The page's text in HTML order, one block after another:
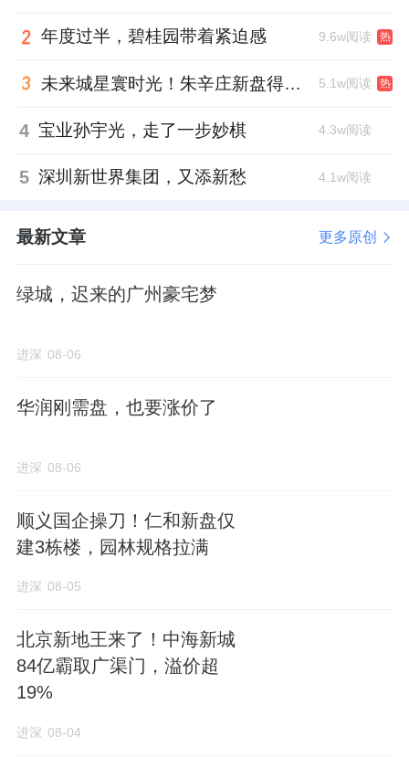
容化+服务全域化”的系统性能力，重构商业资
转向“存量运营”宏观背景下，这种能力重构不
仅是招商蛇口的差异化竞争壁垒，更可能成为
年度过半，碧桂园带着紧迫感 9.6w阅读 热
未来城星寰时光！朱辛庄新盘得房率创新高 5.1w阅读 热
4 宝业孙宇光，走了一步妙棋 4.3w阅读
5 深圳新世界集团，又添新愁 4.1w阅读
最新文章 更多原创
绿城，迟来的广州豪宅梦
进深 08-06
华润刚需盘，也要涨价了
进深 08-06
顺义国企操刀！仁和新盘仅
建3栋楼，园林规格拉满
进深 08-05
北京新地王来了！中海新城
84亿霸取广渠门，溢价超
19%
进深 08-04